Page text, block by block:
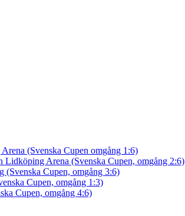
(Svenska Cupen omgång 1:6)
Lidköping Arena (Svenska Cupen, omgång 2:6)
(Svenska Cupen, omgång 3:6)
Cupen, omgång 1:3)
Cupen, omgång 4:6)